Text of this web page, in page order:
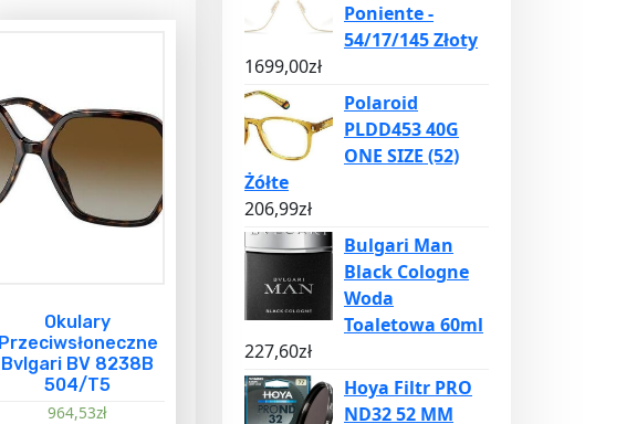
Okulary
Przeciwsłoneczne
Bvlgari BV 8238B
504/T5
964,53zł
Poniente -
54/17/145 Złoty
1699,00zł
Polaroid
PLDD453 40G
ONE SIZE (52)
Żółte
206,99zł
Bulgari Man
Black Cologne
Woda
Toaletowa 60ml
227,60zł
Hoya Filtr PRO
ND32 52 MM